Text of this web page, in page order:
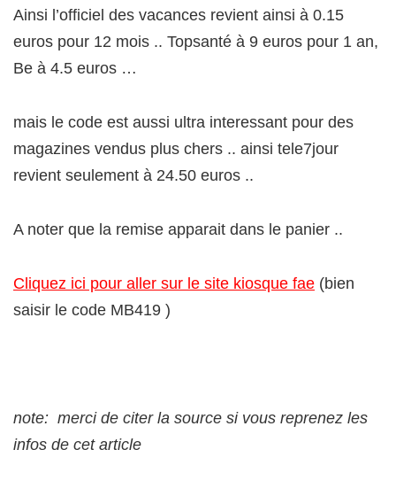
Ainsi l’officiel des vacances revient ainsi à 0.15
euros pour 12 mois .. Topsanté à 9 euros pour 1 an,
Be à 4.5 euros …
mais le code est aussi ultra interessant pour des
magazines vendus plus chers .. ainsi tele7jour
revient seulement à 24.50 euros ..
A noter que la remise apparait dans le panier ..
Cliquez ici pour aller sur le site kiosque fae (bien
saisir le code MB419 )
note: merci de citer la source si vous reprenez les
infos de cet article